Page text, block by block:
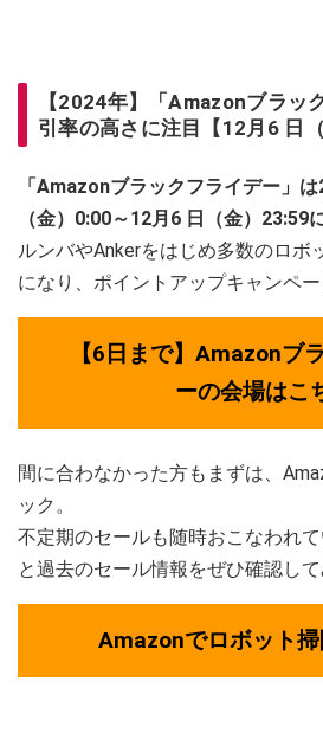
【2024年】「Amazonブラッ
引率の高さに注目【12月6 日
「Amazonブラックフライデー」
（金）0:00～12月6 日（金）23:59
ルンバやAnkerをはじめ多数のロボ
になり、ポイントアップキャンペー
【6日まで】Amazonブ
ーの会場はこ
間に合わなかった方もまずは、
ック。
不定期のセールも随時おこなわれ
と過去のセール情報をぜひ確認して
Amazonでロボット